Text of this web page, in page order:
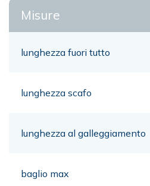
Misure
lunghezza fuori tutto
lunghezza scafo
lunghezza al galleggiamento
baglio max